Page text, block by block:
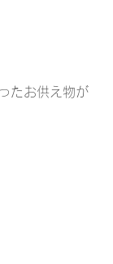
たお供え物が